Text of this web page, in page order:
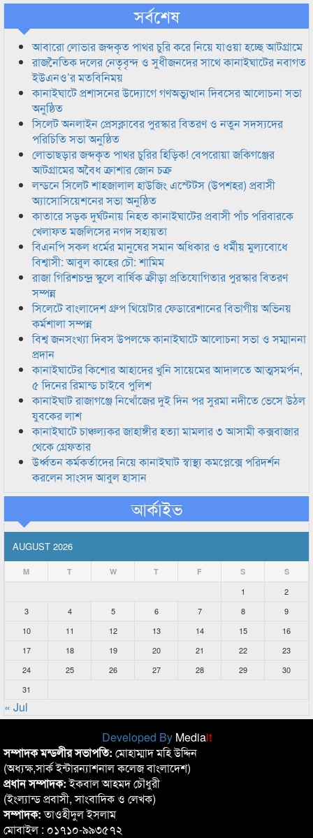
সর্বশেষ
আবারো লোভার জব্দকৃত পাথর চুরি করে নিয়ে যাওয়া হচ্ছে আটগ্রামে
রাজনৈতিক দলের নেতৃবৃন্দ ও সুধীজনদের সাথে কানাইঘাটের নবাগত
ইউএনও’র মতবিনিময়
কানাইঘাটে প্রশাসনের উদ্যোগে গণঅভ্যুত্থান দিবসের আলোচনা সভা
অনুষ্ঠিত
সিলেট অনলাইন প্রেসক্লাবের পুরস্কার বিতরণ ও নতুন সদস্যদের
পরিচিতি সভা অনুষ্ঠিত
লোভাছড়ার জব্দকৃত পাথর চুরির হিড়িক! বেপরোয়া জকিগঞ্জের
আটগ্রামের অবৈধ ক্রাশার জোন চক্র
লন্ডনে সিলেট শাহজালাল হাউজিং এস্টেটস (উপশহর) প্রবাসী
অ্যাসোসিয়েশনের সভা অনুষ্ঠিত
কাতারে সড়ক দুর্ঘটনায় নিহত কানাইঘাটের প্রবাসী পাঁচ পরিবারকে
খেলাফত মজলিসের নগদ সহায়তা
বিএনপি সকল ধর্মের মানুষের সমান অধিকার ও ধর্মীয় মুল্যবোধে
বিশ্বাসী: আবুল কাহের চৌ: শামিম
রাজা গিরিশচন্দ্র স্কুলে বার্ষিক ক্রীড়া প্রতিযোগিতার পুরস্কার বিতরণ
সম্পন্ন
সিলেটে বাংলাদেশ গ্রুপ থিয়েটার ফেডারেশানের বিভাগীয় অভিনয়
কর্মশালা সম্পন্ন
বিশ্ব জনসংখ্যা দিবস উপলক্ষে কানাইঘাটে আলোচনা সভা ও সম্মাননা
প্রদান
কানাইঘাটের কিশোর আহাদের খুনি সায়েমের আদালতে আত্মসমর্পন,
৫ দিনের রিমান্ড চাইবে পুলিশ
কানাইঘাট রাজাগঞ্জে নিখোঁজের দুই দিন পর সুরমা নদীতে ভেসে উঠল
যুবকের লাশ
কানাইঘাটে চাঞ্চল্যকর জাহাঙ্গীর হত্যা মামলার ৩ আসামী কক্সবাজার
থেকে গ্রেফতার
উর্ধ্বতন কর্মকর্তাদের নিয়ে কানাইঘাট স্বাস্থ্য কমপ্লেক্সে পরিদর্শন
করলেন সাংসদ আবুল হাসান
আর্কাইভ
AUGUST 2026
M T W T F S S
1
2
3
4 5 6 7 8
9
10
11 12 13 14 15
16
17
18 19 20 21 22
23
24
25 26 27 28 29
30
31
« Jul
Developed By Mediait
সম্পাদক মন্ডলীর সভাপতি: মোহাম্মাদ মহি উদ্দিন
(অধ্যক্ষ,সার্ক ইন্টারন্যাশনাল কলেজ বাংলাদেশ)
প্রধান সম্পাদক:ইকবাল আহমদ চৌধুরী
(ইংল্যান্ড প্রবাসী, সাংবাদিক ও লেখক)
সম্পাদক:তাওহীদুল ইসলাম
মোবাইল : ০১৭১০-৯৯৩৫৭২